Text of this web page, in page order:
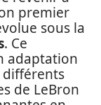
premier
sous la
. Ce
adaptation
différents
de LeBron